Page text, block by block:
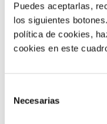
Puedes aceptarlas,
los siguientes
política de cookies,
cookies en este
Necesarias
El seguimiento del
vuelve
un call center
descansos y el